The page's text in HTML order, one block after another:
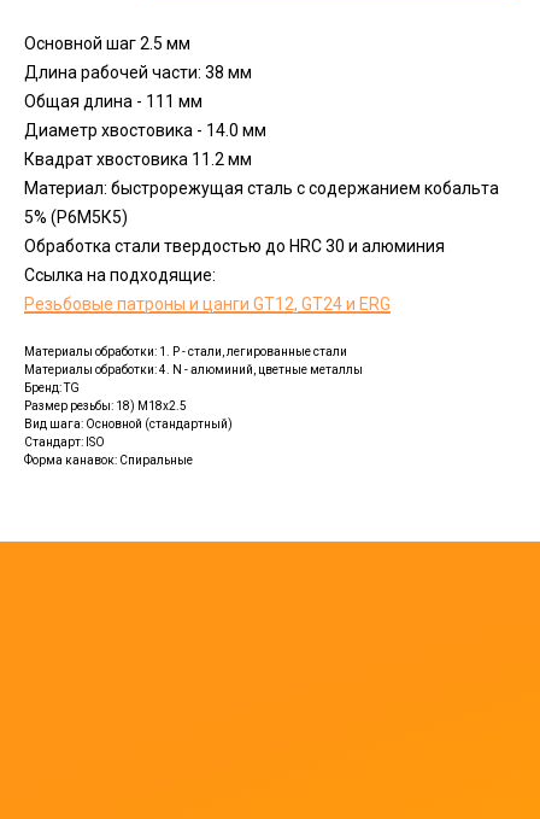
Основной шаг 2.5 мм
Длина рабочей части: 38 мм
Общая длина - 111 мм
Диаметр хвостовика - 14.0 мм
Квадрат хвостовика 11.2 мм
Материал: быстрорежущая сталь с содержанием кобальта
5% (Р6М5К5)
Обработка стали твердостью до HRC 30 и алюминия
Ссылка на подходящие:
Резьбовые патроны и цанги GT12, GT24 и ERG
Материалы обработки: 1. P - стали, легированные стали
Материалы обработки: 4. N - алюминий, цветные металлы
Бренд: TG
Размер резьбы: 18) M18х2.5
Вид шага: Основной (стандартный)
Стандарт: ISO
Форма канавок: Спиральные